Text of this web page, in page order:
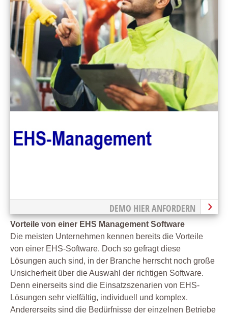
DEMO HIER ANFORDERN
Vorteile von einer EHS Management Software
Die meisten Unternehmen kennen bereits die Vorteile
von einer EHS-Software. Doch so gefragt diese
Lösungen auch sind, in der Branche herrscht noch große
Unsicherheit über die Auswahl der richtigen Software.
Denn einerseits sind die Einsatzszenarien von EHS-
Lösungen sehr vielfältig, individuell und komplex.
Andererseits sind die Bedürfnisse der einzelnen Betriebe